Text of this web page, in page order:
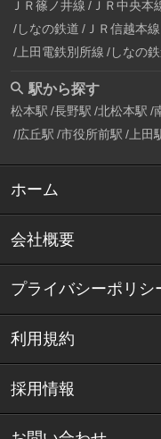
ＪＲ篠ノ井線 ＪＲ中央本
しなの鉄道 ＪＲ信越本線
上田電鉄別所線 しなの
駅から探す
松本駅 長野駅 北松本駅
広丘駅 市役所前駅 上田
ホーム
会社概要
プライバシーポリシ
利用規約
採用情報